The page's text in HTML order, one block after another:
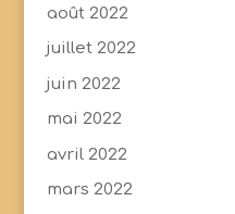
août 2022
juillet 2022
juin 2022
mai 2022
avril 2022
mars 2022